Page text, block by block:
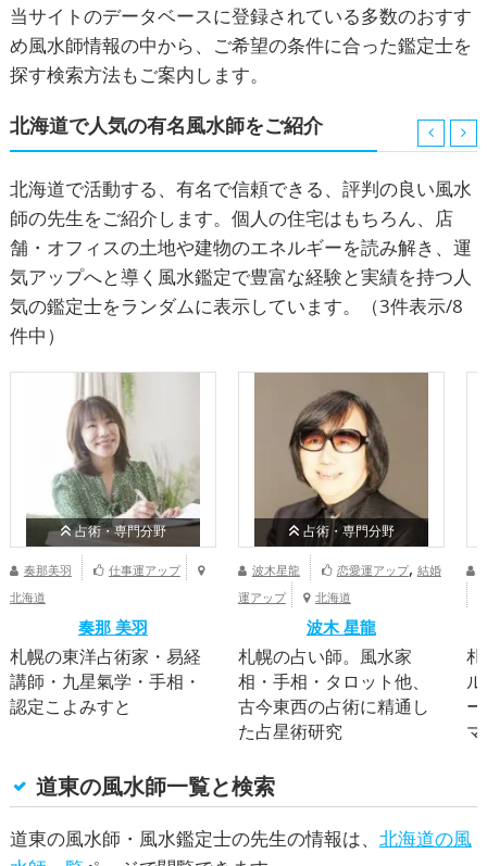
当サイトのデータベースに登録されている多数のおすす
め風水師情報の中から、ご希望の条件に合った鑑定士を
探す検索方法もご案内します。
北海道で人気の有名風水師をご紹介
北海道で活動する、有名で信頼できる、評判の良い風水
師の先生をご紹介します。個人の住宅はもちろん、店
舗・オフィスの土地や建物のエネルギーを読み解き、運
気アップへと導く風水鑑定で豊富な経験と実績を持つ人
気の鑑定士をランダムに表示しています。
（3件表示/8
件中）
占術・専門分野
奏那美羽
仕事運アップ
北海道
奏那 美羽
札幌の東洋占術家・易経
講師・九星氣学・手相・
認定こよみすと
占術・専門分野
波木星龍 恋愛運アップ, 結婚
運アップ
北海道
波木 星龍
札幌の占い師。風水家
相・手相・タロット他、
古今東西の占術に精通し
た占星術研究
道東の風水師一覧と検索
道東の風水師・風水鑑定士の先生の情報は、 北海道の風